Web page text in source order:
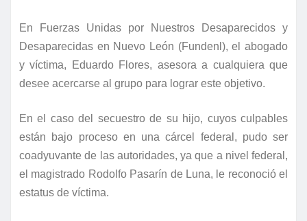
En Fuerzas Unidas por Nuestros Desaparecidos y
Desaparecidas en Nuevo León (Fundenl), el abogado
y víctima, Eduardo Flores, asesora a cualquiera que
desee acercarse al grupo para lograr este objetivo.
En el caso del secuestro de su hijo, cuyos culpables
están bajo proceso en una cárcel federal, pudo ser
coadyuvante de las autoridades, ya que a nivel federal,
el magistrado Rodolfo Pasarín de Luna, le reconoció el
estatus de víctima.